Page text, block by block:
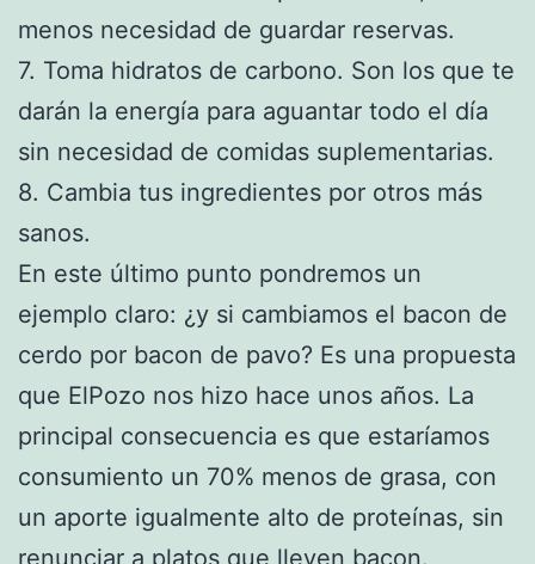
menos necesidad de guardar reservas.
7. Toma hidratos de carbono. Son los que te
darán la energía para aguantar todo el día
sin necesidad de comidas suplementarias.
8. Cambia tus ingredientes por otros más
sanos.
En este último punto pondremos un
ejemplo claro: ¿y si cambiamos el bacon de
cerdo por bacon de pavo? Es una propuesta
que ElPozo nos hizo hace unos años. La
principal consecuencia es que estaríamos
consumiento un 70% menos de grasa, con
un aporte igualmente alto de proteínas, sin